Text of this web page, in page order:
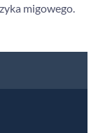
migowego.